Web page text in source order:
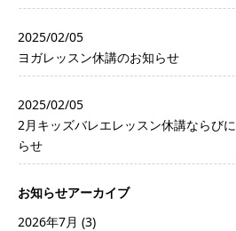
2025/02/05
ヨガレッスン休講のお知らせ
2025/02/05
2月キッズバレエレッスン休講ならび
らせ
お知らせアーカイブ
2026年7月 (3)